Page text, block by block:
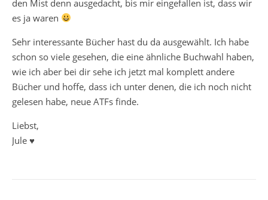
den Mist denn ausgedacht, bis mir eingefallen ist, dass wir
es ja waren
Sehr interessante Bücher hast du da ausgewählt. Ich habe
schon so viele gesehen, die eine ähnliche Buchwahl haben,
wie ich aber bei dir sehe ich jetzt mal komplett andere
Bücher und hoffe, dass ich unter denen, die ich noch nicht
gelesen habe, neue ATFs finde.
Liebst,
Jule ♥